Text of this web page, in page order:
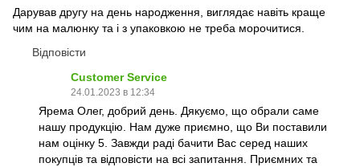
Дарував другу на день народження, виглядає навіть краще
чим на малюнку та і з упаковкою не треба морочитися.
Відповісти
Customer Service
24.01.2023 в 12:34
Ярема Олег, добрий день. Дякуємо, що обрали саме
нашу продукцію. Нам дуже приємно, що Ви поставили
нам оцінку 5. Завжди раді бачити Вас серед наших
покупців та відповісти на всі запитання. Приємних та